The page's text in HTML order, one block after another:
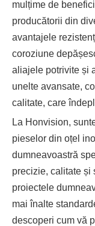
mulțime de
producătorii din
avantajele
coroziune
aliajele potrivite și
unelte avansate,
calitate, care
La Honvision,
pieselor din oțel
dumneavoastră
precizie, calitate și
proiectele
mai înalte
descoperi cum vă